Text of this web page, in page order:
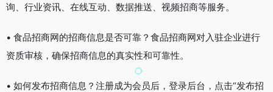
询、行业资讯、在线互动、数据推送、视频招商等服务。
• 食品招商网的招商信息是否可靠？食品招商网对入驻企业进行
资质审核，确保招商信息的真实性和可靠性。
• 如何发布招商信息？注册成为会员后，登录后台，点击“发布招